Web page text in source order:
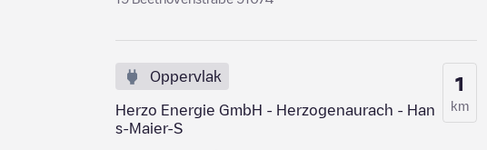
Oppervlak
Herzo Energie GmbH - Herzogenaurach - Han
s-Maier-S
1
km